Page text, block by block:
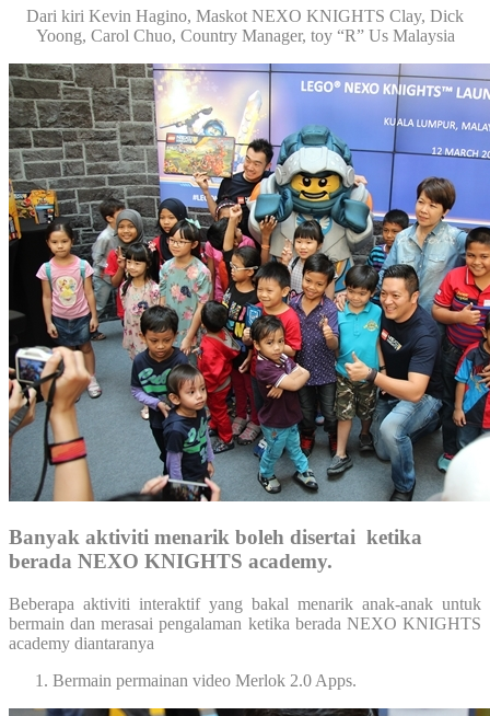
Dari kiri Kevin Hagino, Maskot NEXO KNIGHTS Clay, Dick
Yoong, Carol Chuo, Country Manager, toy “R” Us Malaysia
Banyak aktiviti menarik boleh disertai ketika
berada NEXO KNIGHTS academy.
Beberapa aktiviti interaktif yang bakal menarik anak-anak untuk
bermain dan merasai pengalaman ketika berada NEXO KNIGHTS
academy diantaranya
Bermain permainan video Merlok 2.0 Apps.